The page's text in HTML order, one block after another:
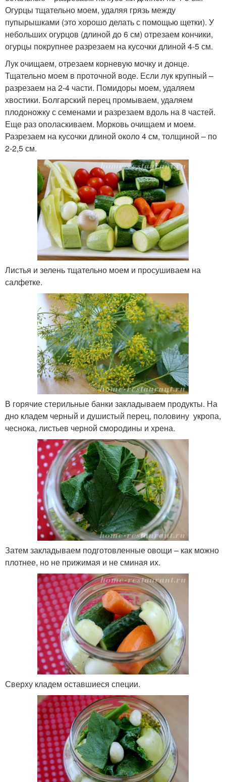
Огурцы тщательно моем, удаляя грязь между
пупырышками (это хорошо делать с помощью щетки). У
небольших огурцов (длиной до 6 см) отрезаем кончики,
огурцы покрупнее разрезаем на кусочки длиной 4-5 см.
Лук очищаем, отрезаем корневую мочку и донце.
Тщательно моем в проточной воде. Если лук крупный –
разрезаем на 2-4 части. Помидоры моем, удаляем
хвостики. Болгарский перец промываем, удаляем
плодоножку с семенами и разрезаем вдоль на 8 частей.
Еще раз ополаскиваем. Морковь очищаем и моем.
Разрезаем на кусочки длиной около 4 см, толщиной – по
2-2,5 см.
Листья и зелень тщательно моем и просушиваем на
салфетке.
В горячие стерильные банки закладываем продукты. На
дно кладем черный и душистый перец, половину укропа,
чеснока, листьев черной смородины и хрена.
Затем закладываем подготовленные овощи – как можно
плотнее, но не прижимая и не сминая их.
Сверху кладем оставшиеся специи.